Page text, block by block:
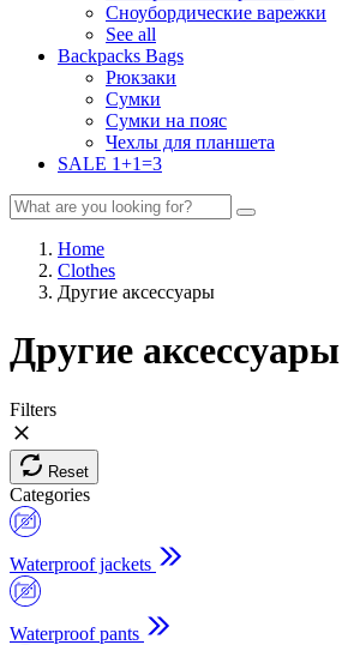
Сноубордические варежки
See all
Backpacks Bags
Рюкзаки
Сумки
Сумки на пояс
Чехлы для планшета
SALE 1+1=3
Home
Clothes
Другие аксессуары
Другие аксессуары
Filters
Reset
Categories
Waterproof jackets
Waterproof pants